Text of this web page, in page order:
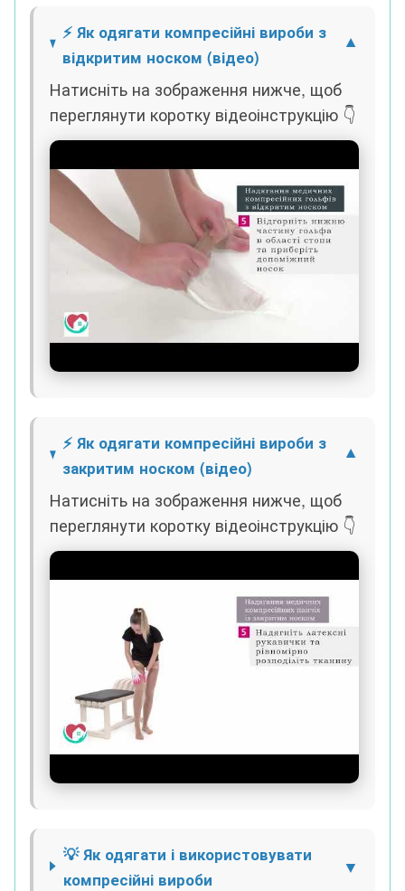
⚡ Як одягати компресійні вироби з
відкритим носком (відео)
Натисніть на зображення нижче, щоб
переглянути коротку відеоінструкцію 👇
⚡ Як одягати компресійні вироби з
закритим носком (відео)
Натисніть на зображення нижче, щоб
переглянути коротку відеоінструкцію 👇
💡 Як одягати і використовувати
компресійні вироби